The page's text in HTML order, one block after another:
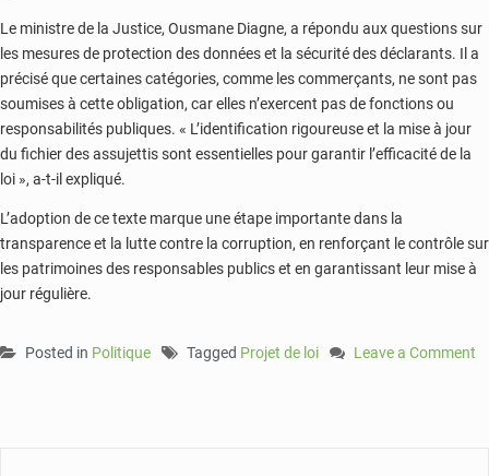
Le ministre de la Justice, Ousmane Diagne, a répondu aux questions sur
les mesures de protection des données et la sécurité des déclarants. Il a
précisé que certaines catégories, comme les commerçants, ne sont pas
soumises à cette obligation, car elles n’exercent pas de fonctions ou
responsabilités publiques. « L’identification rigoureuse et la mise à jour
du fichier des assujettis sont essentielles pour garantir l’efficacité de la
loi », a-t-il expliqué.
L’adoption de ce texte marque une étape importante dans la
transparence et la lutte contre la corruption, en renforçant le contrôle sur
les patrimoines des responsables publics et en garantissant leur mise à
jour régulière.
Posted in Politique Tagged Projet de loi
Leave a Comment